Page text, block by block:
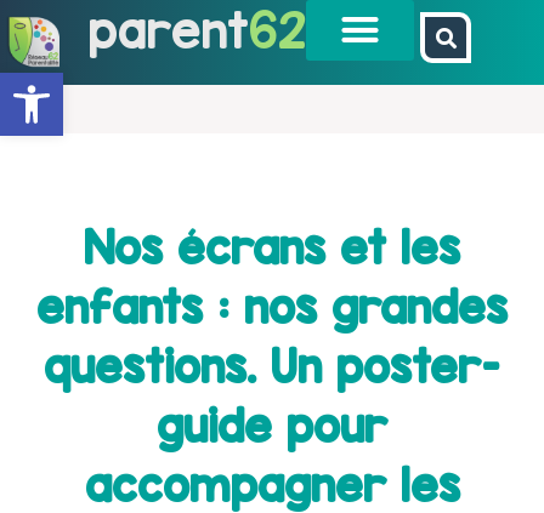
Ouvrir la barre d’outils
parent62
Nos écrans et les
enfants : nos grandes
questions. Un poster-
guide pour
accompagner les